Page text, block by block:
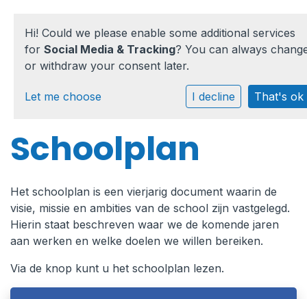
Home
Onze school
Praktische informatie
Medezeggenschap
Vacatures
Schoolplan
Het schoolplan is een vierjarig document waarin de
visie, missie en ambities van de school zijn vastgelegd.
Hierin staat beschreven waar we de komende jaren
aan werken en welke doelen we willen bereiken.
Via de knop kunt u het schoolplan lezen.
Hi! Could we please enable some additional services
for Social Media & Tracking? You can always
or withdraw your consent later.
Let me choose I decline That's ok